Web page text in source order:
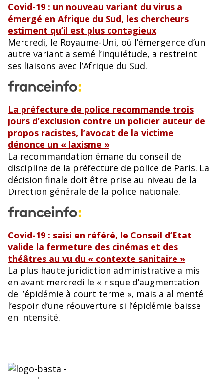
Covid-19 : un nouveau variant du virus a
émergé en Afrique du Sud, les chercheurs
estiment qu’il est plus contagieux
Mercredi, le Royaume-Uni, où l’émergence d’un
autre variant a semé l’inquiétude, a restreint
ses liaisons avec l’Afrique du Sud.
La préfecture de police recommande trois
jours d’exclusion contre un policier auteur de
propos racistes, l’avocat de la victime
dénonce un « laxisme »
La recommandation émane du conseil de
discipline de la préfecture de police de Paris. La
décision finale doit être prise au niveau de la
Direction générale de la police nationale.
Covid-19 : saisi en référé, le Conseil d’Etat
valide la fermeture des cinémas et des
théâtres au vu du « contexte sanitaire »
La plus haute juridiction administrative a mis
en avant mercredi le « risque d’augmentation
de l’épidémie à court terme », mais a alimenté
l’espoir d’une réouverture si l’épidémie baisse
en intensité.